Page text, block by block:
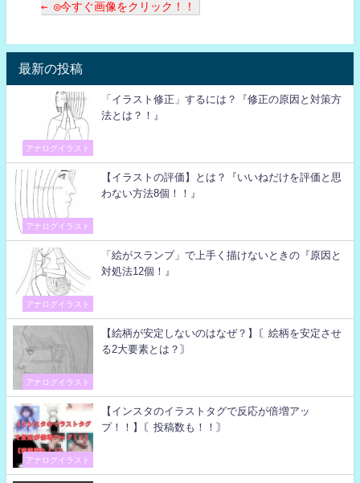
← ◎今すぐ画像をクリック！！
最新の投稿
アナログイラスト
「イラスト修正」するには？『修正の原因と対策方
法とは？！』
アナログイラスト
【イラストの評価】とは？『いいねだけを評価と思
わない方法8個！！』
アナログイラスト
「絵がスランプ」で上手く描けないときの『原因と
対処法12個！』
アナログイラスト
【絵柄が安定しないのはなぜ？】〘絵柄を安定させ
る2大要素とは？〙
アナログイラスト
【インスタのイラストタグで反応が倍増アッ
プ！！】〘投稿数も！！〙